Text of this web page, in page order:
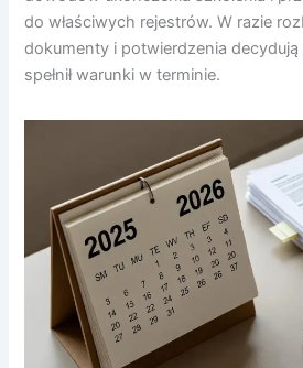
do właściwych rejestrów. W razie
dokumenty i potwierdzenia
spełnił warunki w terminie.